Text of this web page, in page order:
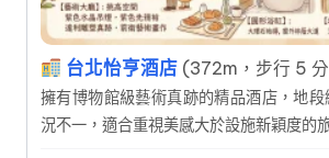
台北怡亨酒店 (372m，步行 5
擁有博物館級藝術真跡的精品酒店，地
況不一，適合重視美感大於設施新穎度的